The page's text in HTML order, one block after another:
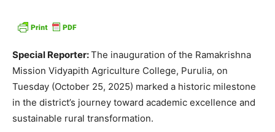
Special Reporter:The inauguration of the Ramakrishna
Mission Vidyapith Agriculture College, Purulia, on
Tuesday (October 25, 2025) marked a historic milestone
in the district’s journey toward academic excellence and
sustainable rural transformation.